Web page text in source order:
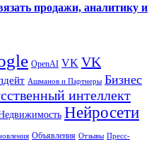
продажи, аналитику и
OpenAI VK VK
Ашманов и Партнеры Бизнес
интеллект
Нейросети
Объявления Отзывы Пресс-